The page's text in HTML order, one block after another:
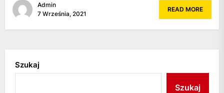
Admin
7 Września, 2021
READ MORE
Szukaj
Szukaj